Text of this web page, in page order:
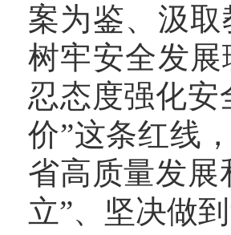
案为鉴、汲
树牢安全发
忍态度强化安
价”这条红线
省高质量发展
立”、坚决做